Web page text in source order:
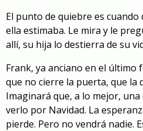
El punto de quiebre es
ella estimaba. Le mira y le
allí, su hija lo destierra de su
Frank, ya anciano en el último
que no cierre la puerta, que la
Imaginará que, a lo mejor, una
verlo por Navidad. La
pierde. Pero no vendrá nadie.